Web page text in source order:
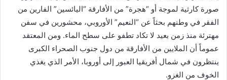
صورة كارثية لموجة أو “هجرة” من الأفارقة “اليائسين” الفارين من
الفقر في وطنهم بحثاً عن “النعيم” الأوروبي، محشورين في سفن
مهترئة منذ زمن بعيد لا تكاد تطفو على سطح الماء. ومن المعتقد
عموماً أن الملايين من الأفارقة من دول جنوب الصحراء الكبرى
ينتظرون في شمال أفريقيا العبور إلى أوروبا، الأمر الذي يغذي
الخوف من الغزو.